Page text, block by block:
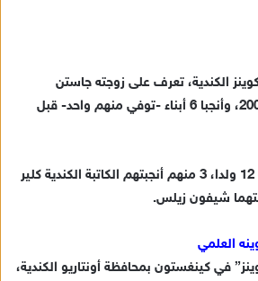
الكندية، تعرف على زوجته جاستن
ويلسون، وتزوجها عام 2008، وأنجبا 6 أبناء -توفي منهم واحد- قبل
وتزوج مرات أخرى، ولديه 12 ولدا، 3 منهم أنجبتهم الكاتبة الكندية كلير
شيفون زيلس.
العلمي
في كينغستون بمحافظة أونتاريو الكندية،